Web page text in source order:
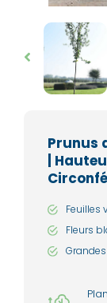
Prunus
|
Feuilles
Fleurs